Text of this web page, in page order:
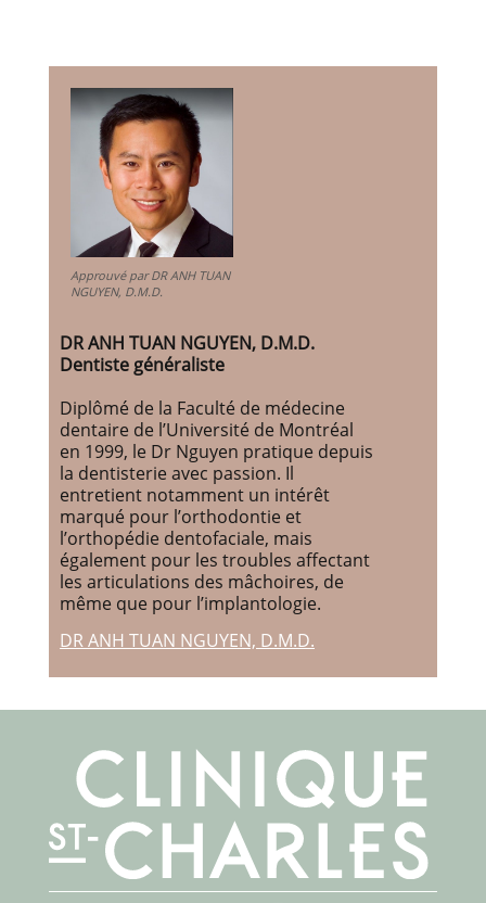
Approuvé par DR ANH TUAN
NGUYEN, D.M.D.
DR ANH TUAN NGUYEN, D.M.D.
Dentiste généraliste
Diplômé de la Faculté de médecine
dentaire de l’Université de Montréal
en 1999, le Dr Nguyen pratique depuis
la dentisterie avec passion. Il
entretient notamment un intérêt
marqué pour l’orthodontie et
l’orthopédie dentofaciale, mais
également pour les troubles affectant
les articulations des mâchoires, de
même que pour l’implantologie.
DR ANH TUAN NGUYEN, D.M.D.